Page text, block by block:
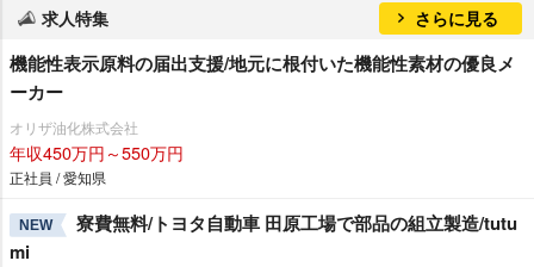
求人特集 さらに見る
機能性表示原料の届出支援/地元に根付いた機能性素材の優良メ
ーカー
オリザ油化株式会社
年収450万円～550万円
正社員 / 愛知県
NEW
寮費無料/トヨタ自動車 田原工場で部品の組立製造/tutu
mi